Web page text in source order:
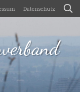
Datenschutz